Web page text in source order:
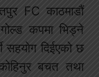
FC काठमाडौं
कपमा भिड्ने
सहयोग दिईएको छ
बचत तथा